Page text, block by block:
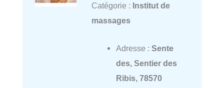
Catégorie : Institut de
massages
Adresse : Sente
des, Sentier des
Ribis, 78570